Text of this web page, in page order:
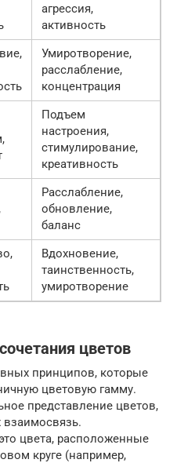
агрессия,
активность
Умиротворение,
расслабление,
концентрация
Подъем
настроения,
стимулирование,
креативность
Расслабление,
обновление,
баланс
Вдохновение,
таинственность,
умиротворение
цветов
принципов, которые
цветовую гамму.
представление цветов,
взаимосвязь.
цвета, расположенные
круге (например,